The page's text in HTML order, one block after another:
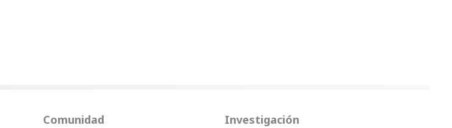
Comunidad Investigación